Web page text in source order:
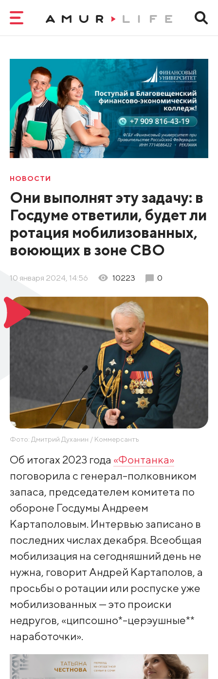
НОВОСТИ
Они выполнят эту задачу: в
Госдуме ответили, будет ли
ротация мобилизованных,
воюющих в зоне СВО
10 января 2024, 14:56 10223 0
Фото: Дмитрий Духанин / Коммерсантъ
Об итогах 2023 года «Фонтанка»
поговорила с генерал-полковником
запаса, председателем комитета по
обороне Госдумы Андреем
Картаполовым. Интервью записано в
последних числах декабря. Всеобщая
мобилизация на сегодняшний день не
нужна, говорит Андрей Картаполов, а
просьбы о ротации или роспуске уже
мобилизованных — это происки
недругов, «ципсошно*-церэушные**
наработочки».